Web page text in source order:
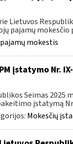
Lietuvos
pajamų mokesčio
mokestis
įstatymo Nr.
Seimas 2025
įstatymą
Mokesčių